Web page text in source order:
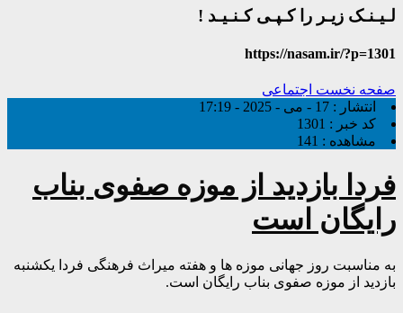
لـیـنـک زیـر را کـپـی کـنـیـد !
https://nasam.ir/?p=1301
صفحه نخست اجتماعی
انتشار : 17 - می - 2025 - 17:19
کد خبر : 1301
مشاهده : 141
فردا بازدید از موزه صفوی بناب
رایگان است
به مناسبت روز جهانی موزه ها و هفته میراث فرهنگی فردا یکشنبه
بازدید از موزه صفوی بناب رایگان است.